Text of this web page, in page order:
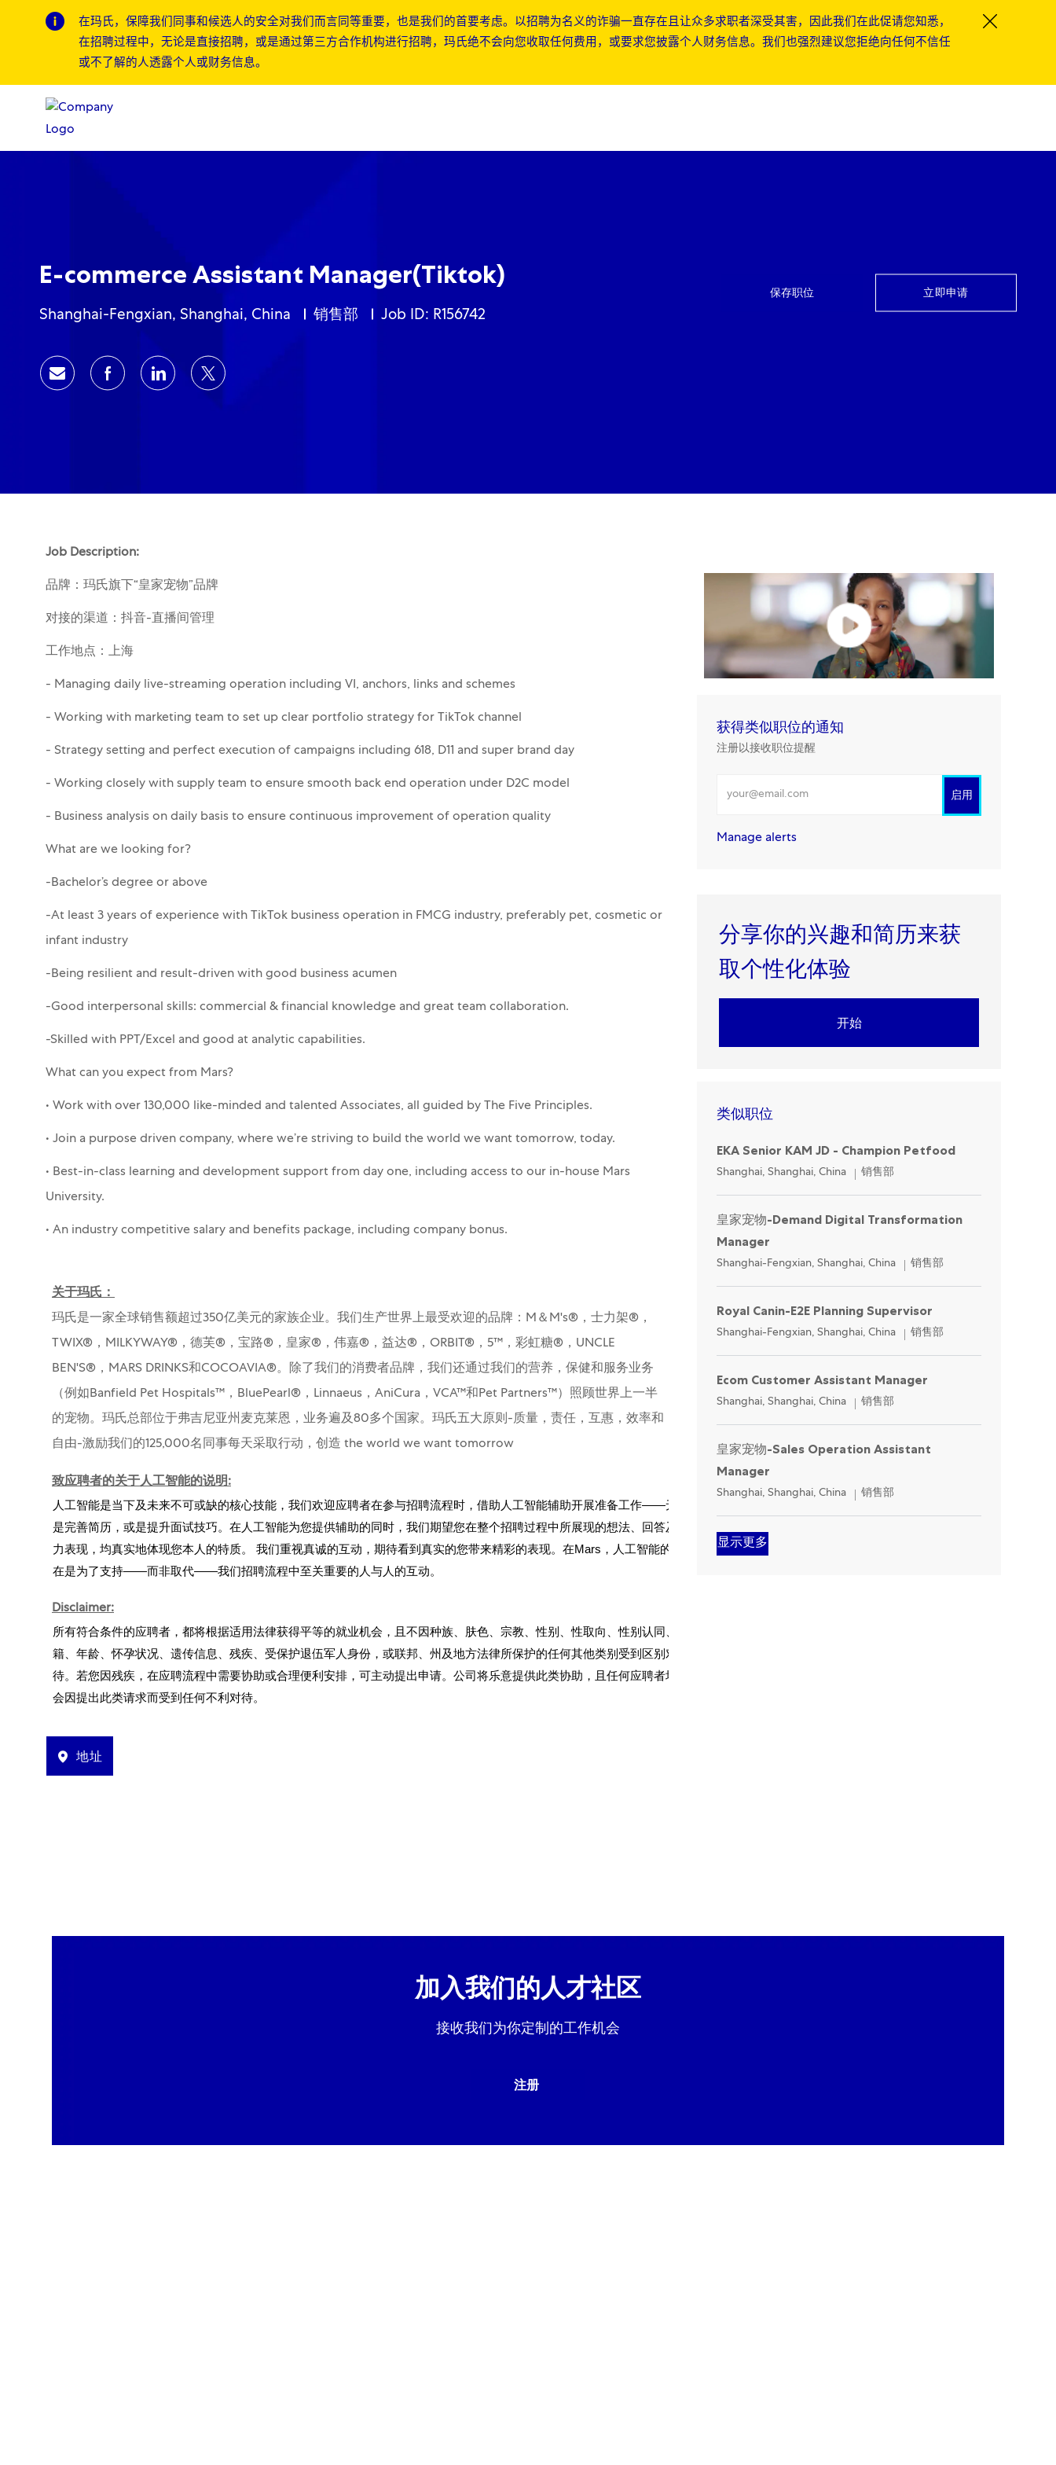
在玛氏，保障我们同事和候选人的安全对我们而言同等重要，也是我们的首要考虑。以招聘为名义的诈骗一直存在且让众多求职者深受其害，因此我们在此促请您知悉，
在招聘过程中，无论是直接招聘，或是通过第三方合作机构进行招聘，玛氏绝不会向您收取任何费用，或要求您披露个人财务信息。我们也强烈建议您拒绝向任何不信任
或不了解的人透露个人或财务信息。
E-commerce Assistant Manager(Tiktok)
Location
Shanghai-Fengxian, Shanghai, China Category
销售部 Job ID: R156742
保存职位 立即申请
通过电子邮件分享
通过Facebook分享
通过领英分享通过推特分享
Job Description:
品牌：玛氏旗下“皇家宠物”品牌
对接的渠道：抖音-直播间管理
工作地点：上海
- Managing daily live-streaming operation including VI, anchors, links and schemes
- Working with marketing team to set up clear portfolio strategy for TikTok channel
- Strategy setting and perfect execution of campaigns including 618, D11 and super brand day
- Working closely with supply team to ensure smooth back end operation under D2C model
- Business analysis on daily basis to ensure continuous improvement of operation quality
What are we looking for?
-Bachelor’s degree or above
-At least 3 years of experience with TikTok business operation in FMCG industry, preferably pet, cosmetic or
infant industry
-Being resilient and result-driven with good business acumen
-Good interpersonal skills: commercial & financial knowledge and great team collaboration.
-Skilled with PPT/Excel and good at analytic capabilities.
What can you expect from Mars?
• Work with over 130,000 like-minded and talented Associates, all guided by The Five Principles.
• Join a purpose driven company, where we’re striving to build the world we want tomorrow, today.
• Best-in-class learning and development support from day one, including access to our in-house Mars
University.
• An industry competitive salary and benefits package, including company bonus.
关于玛氏：
玛氏是一家全球销售额超过350亿美元的家族企业。我们生产世界上最受欢迎的品牌：M＆M's®，士力架®，
TWIX®，MILKYWAY®，德芙®，宝路®，皇家®，伟嘉®，益达®，ORBIT®，5™，彩虹糖®，UNCLE
BEN'S®，MARS DRINKS和COCOAVIA®。除了我们的消费者品牌，我们还通过我们的营养，保健和服务业务
（例如Banfield Pet Hospitals™，BluePearl®，Linnaeus，AniCura，VCA™和Pet Partners™）照顾世界上一半
的宠物。玛氏总部位于弗吉尼亚州麦克莱恩，业务遍及80多个国家。玛氏五大原则-质量，责任，互惠，效率和
自由-激励我们的125,000名同事每天采取行动，创造 the world we want tomorrow
致应聘者的关于人工智能的说明:
人工智能是当下及未来不可或缺的核心技能，我们欢迎应聘者在参与招聘流程时，借助人工智能辅助开展准备工作——无论
是完善简历，或是提升面试技巧。在人工智能为您提供辅助的同时，我们期望您在整个招聘过程中所展现的想法、回答及能
力表现，均真实地体现您本人的特质。 我们重视真诚的互动，期待看到真实的您带来精彩的表现。在Mars，人工智能的存
在是为了支持——而非取代——我们招聘流程中至关重要的人与人的互动。
Disclaimer:
所有符合条件的应聘者，都将根据适用法律获得平等的就业机会，且不因种族、肤色、宗教、性别、性取向、性别认同、国
籍、年龄、怀孕状况、遗传信息、残疾、受保护退伍军人身份，或联邦、州及地方法律所保护的任何其他类别受到区别对
待。若您因残疾，在应聘流程中需要协助或合理便利安排，可主动提出申请。公司将乐意提供此类协助，且任何应聘者均不
会因提出此类请求而受到任何不利对待。
地址
获得类似职位的通知
注册以接收职位提醒
启用
Manage alerts
分享你的兴趣和简历来获
取个性化体验​​​​​​​
开始
类似职位
EKA Senior KAM JD - Champion Petfood
Location
Shanghai, Shanghai, China Category
销售部
皇家宠物-Demand Digital Transformation
Manager
Location
Shanghai-Fengxian, Shanghai, China Category
销售部
Royal Canin-E2E Planning Supervisor
Location
Shanghai-Fengxian, Shanghai, China Category
销售部
Ecom Customer Assistant Manager
Location
Shanghai, Shanghai, China Category
销售部
皇家宠物-Sales Operation Assistant
Manager
Location
Shanghai, Shanghai, China Category
销售部
显示更多
加入我们的人才社区
接收我们为你定制的工作机会
注册